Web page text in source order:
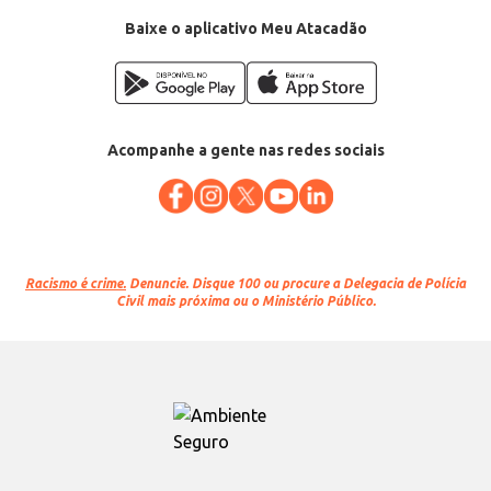
Baixe o aplicativo Meu Atacadão
Acompanhe a gente nas redes sociais
Racismo é crime. Denuncie. Disque 100 ou procure a Delegacia de Polícia
Civil mais próxima ou o Ministério Público.